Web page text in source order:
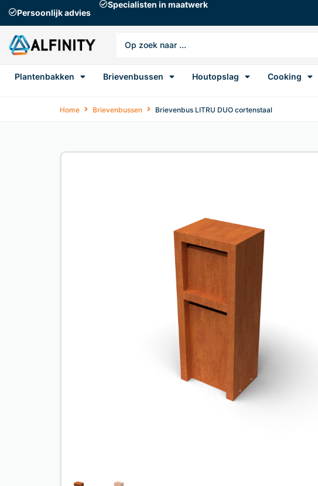
Persoonlijk advies
Specialisten in maatwerk
Plantenbakken Brievenbussen Houtopslag Cooking
Home Brievenbussen Brievenbus LITRU DUO cortenstaal